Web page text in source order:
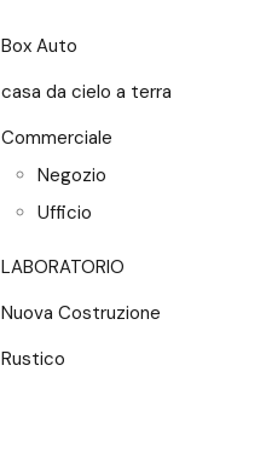
Box Auto
casa da cielo a terra
Commerciale
Negozio
Ufficio
LABORATORIO
Nuova Costruzione
Rustico